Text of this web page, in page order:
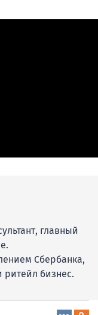
главный
Сбербанка,
ритейл бизнес.